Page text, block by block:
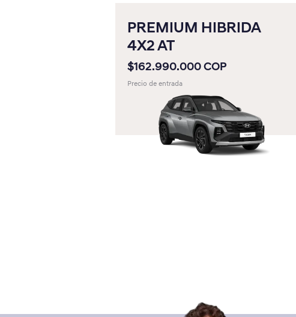
Fiat
Jeep
PREMIUM HIBRIDA
4X2 AT
$162.990.000 COP
Precio de entrada